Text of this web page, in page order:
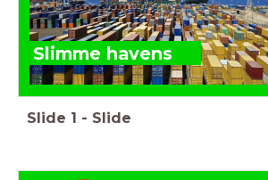
Slimme havens
Slide 1 - Slide